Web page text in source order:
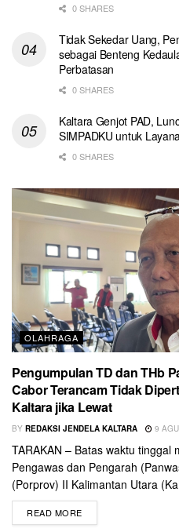
0 SHARES
Tidak Sekedar Uang,
sebagai Benteng
Perbatasan
0 SHARES
Kaltara Genjot PAD,
SIMPADKU untuk
0 SHARES
OLAHRAGA
Pengumpulan TD dan THb
Cabor Terancam Tidak
Kaltara jika Lewat
BY REDAKSI JENDELA KALTARA 9
TARAKAN – Batas waktu tinggal
Pengawas dan Pengarah
(Porprov) II Kalimantan Utara
READ MORE